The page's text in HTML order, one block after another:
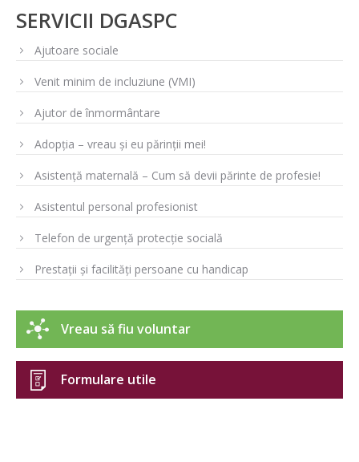
SERVICII DGASPC
Ajutoare sociale
Venit minim de incluziune (VMI)
Ajutor de înmormântare
Adopția – vreau și eu părinții mei!
Asistență maternală – Cum să devii părinte de profesie!
Asistentul personal profesionist
Telefon de urgență protecție socială
Prestații și facilități persoane cu handicap
Vreau să fiu voluntar
Formulare utile